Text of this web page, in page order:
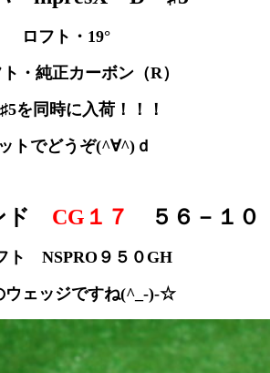
ロフト・19°
・純正カーボン（R）
を同時に入荷！！！
トでどうぞ(^∀^)ｄ
ド CG１７ ５６－１０
ト NSPRO９５０GH
ウェッジですね(^_-)-☆